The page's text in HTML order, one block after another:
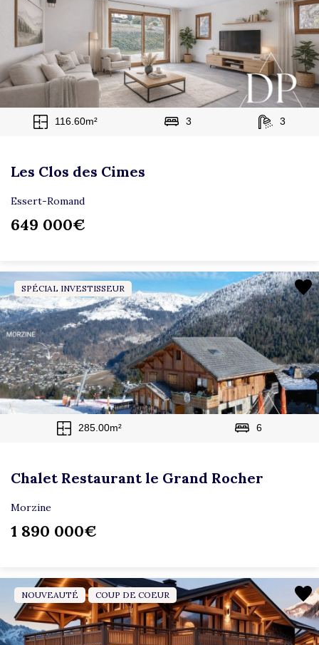
116.60m² 3 3
Les Clos des Cimes
Essert-Romand
649 000€
SPÉCIAL INVESTISSEUR
285.00m² 6
Chalet Restaurant le Grand Rocher
Morzine
1 890 000€
NOUVEAUTÉ COUP DE COEUR